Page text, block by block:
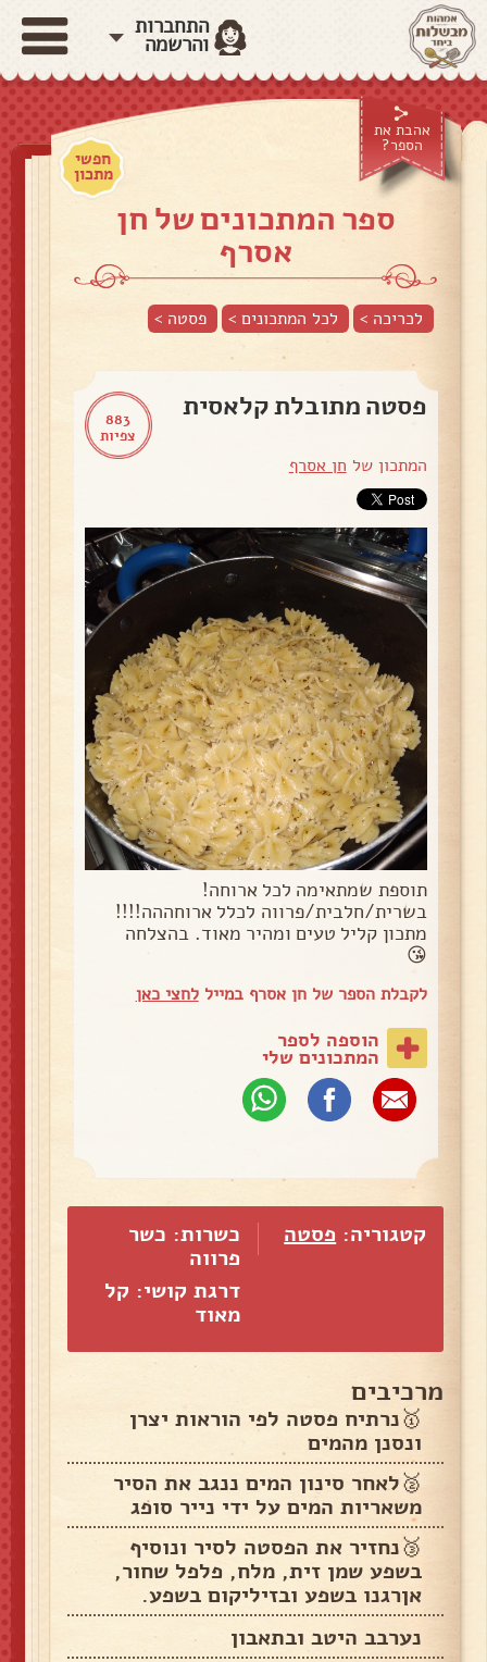
התחברות
והרשמה
אהבת את
הספר?
חפשי
מתכון
ספר המתכונים של חן
אסרף
לכריכה > לכל המתכונים > פסטה >
883
צפיות
פסטה מתובלת קלאסית
המתכון של חן אסרף
תוספת שמתאימה לכל ארוחה!
בשרית/חלבית/פרווה לכלל ארוחההה!!!!
מתכון קליל טעים ומהיר מאוד. בהצלחה
😘
לקבלת הספר של חן אסרף במייללחצי כאן
הוספה לספר
המתכונים שלי
קטגוריה: פסטה
כשרות: כשר
פרווה
דרגת קושי: קל
מאוד
מרכיבים
🥇נרתיח פסטה לפי הוראות יצרן
ונסנן מהמים
🥈לאחר סינון המים ננגב את הסיר
משאריות המים על ידי נייר סופג
🥉נחזיר את הפסטה לסיר ונוסיף
בשפע שמן זית, מלח, פלפל שחור,
אןרגנו בשפע ובזיליקום בשפע.
נערבב היטב ובתאבון